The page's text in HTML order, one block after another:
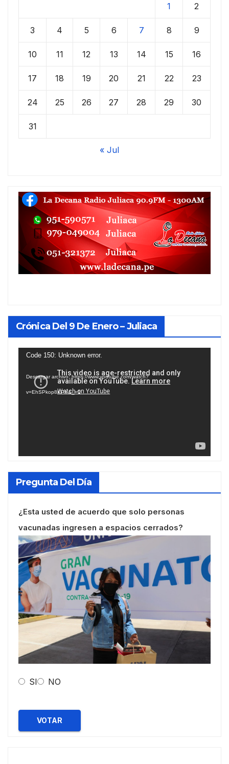
1 2
3 4 5 6 7 8 9
10 11 12 13 14 15 16
17 18 19 20 21 22 23
24 25 26 27 28 29 30
31
« Jul
Crónica Del 9 De Enero – Juliaca
Reproductor
vídeo
Code 150: Unknown error.
Descargar archivo: https://www.youtube.com/watch?
v=EhSPkop8KPY&_=1
Pregunta Del Día
¿Esta usted de acuerdo que solo personas
vacunadas ingresen a espacios cerrados?
SI NO
VOTAR